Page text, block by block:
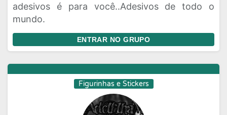
adesivos é para você..Adesivos de todo o
mundo.
ENTRAR NO GRUPO
Figurinhas e Stickers